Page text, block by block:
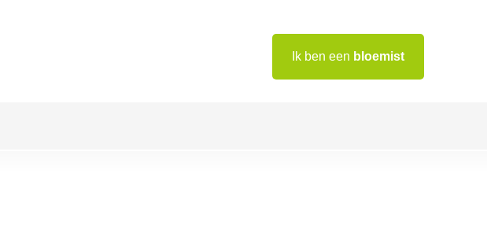
Ik ben een bloemist